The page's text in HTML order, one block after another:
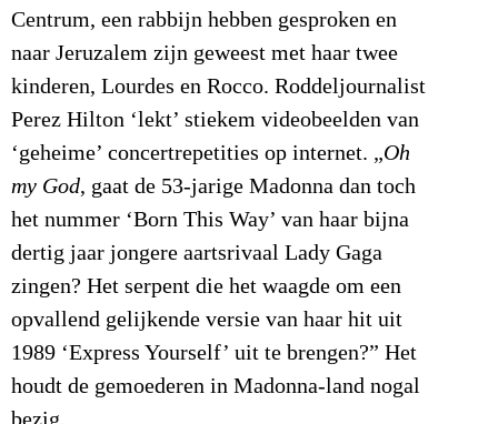
Centrum, een rabbijn hebben gesproken en
naar Jeruzalem zijn geweest met haar twee
kinderen, Lourdes en Rocco. Roddeljournalist
Perez Hilton ‘lekt’ stiekem videobeelden van
‘geheime’ concertrepetities op internet. „Oh
my God, gaat de 53-jarige Madonna dan toch
het nummer ‘Born This Way’ van haar bijna
dertig jaar jongere aartsrivaal Lady Gaga
zingen? Het serpent die het waagde om een
opvallend gelijkende versie van haar hit uit
1989 ‘Express Yourself’ uit te brengen?” Het
houdt de gemoederen in Madonna-land nogal
bezig.